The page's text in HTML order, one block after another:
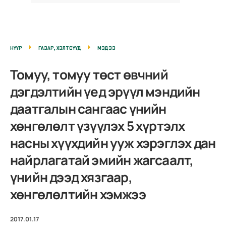
НҮҮР ГАЗАР, ХЭЛТСҮҮД МЭДЭЭ
Томуу, томуу төст өвчний
дэгдэлтийн үед эрүүл мэндийн
даатгалын сангаас үнийн
хөнгөлөлт үзүүлэх 5 хүртэлх
насны хүүхдийн ууж хэрэглэх дан
найрлагатай эмийн жагсаалт,
үнийн дээд хязгаар,
хөнгөлөлтийн хэмжээ
2017.01.17